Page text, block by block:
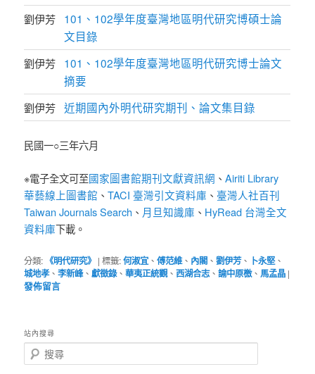
劉伊芳
101、102學年度臺灣地區明代研究博碩士論
文目錄
劉伊芳
101、102學年度臺灣地區明代研究博士論文
摘要
劉伊芳 近期國內外明代研究期刊、論文集目錄
民國一○三年六月
※電子全文可至國家圖書館期刊文獻資訊網 、Airiti Library
華藝線上圖書館 、TACI 臺灣引文資料庫 、 臺灣人社百刊
Taiwan Journals Search 、 月旦知識庫 、 HyRead 台灣全文
資料庫下載。
分類: 《明代研究》 |標籤:何淑宜 、傅范維、 內閣 、劉伊芳、 卜永堅、
城地孝、李新峰、獻徵錄、華夷正統觀、西湖合志、諭中原檄、 馬孟晶 |
發佈留言
站內搜尋
搜
尋